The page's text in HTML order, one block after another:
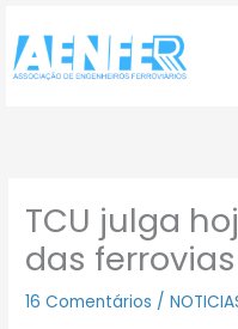
para
conteúdo
TCU julga
das
16 Comentários /